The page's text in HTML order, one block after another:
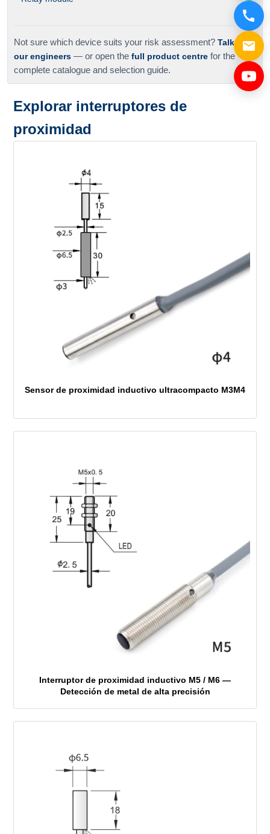
Not sure which device suits your risk assessment? Talk to
our engineers — or open the full product centre for the
complete catalogue and selection guide.
Explorar interruptores de
proximidad
Sensor de proximidad inductivo ultracompacto M3M4
Interruptor de proximidad inductivo M5 / M6 —
Detección de metal de alta precisión